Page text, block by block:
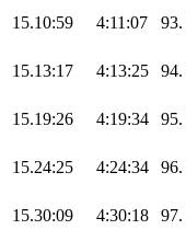
15.10:59 4:11:07 93.
15.13:17 4:13:25 94.
15.19:26 4:19:34 95.
15.24:25 4:24:34 96.
15.30:09 4:30:18 97.